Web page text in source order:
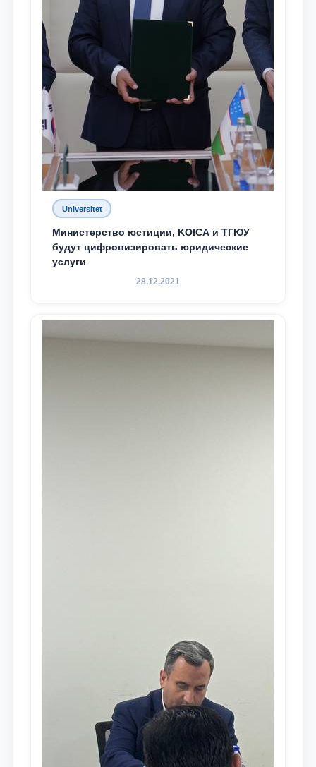
Universitet
Министерство юстиции, KOICA и ТГЮУ
будут цифровизировать юридические
услуги
28.12.2021